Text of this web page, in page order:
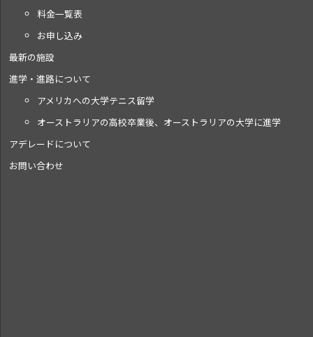
料金一覧表
お申し込み
最新の施設
進学・進路について
アメリカへの大学テニス留学
オーストラリアの高校卒業後、オーストラリアの大学に進学
アデレードについて
お問い合わせ